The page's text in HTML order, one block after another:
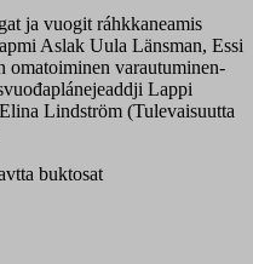
ja vuogit ráhkkaneamis
Aslak Uula Länsman, Essi
omatoiminen varautuminen-
Lappi
Lindström (Tulevaisuutta
buktosat